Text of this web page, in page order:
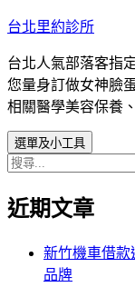
跳
主
要
內
容
台北里約診所
台北人氣部落客指
您量身訂做女神臉
相關醫學美容保養
選單及小工具
搜
關
近期文章
新竹機車借款
品牌